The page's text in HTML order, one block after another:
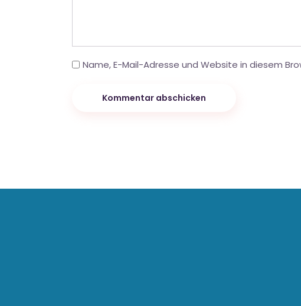
Name, E-Mail-Adresse und Website in diesem
Kommentar abschicken